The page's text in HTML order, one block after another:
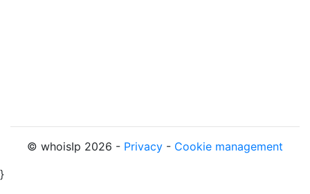
© whoisIp 2026 - Privacy - Cookie management
}